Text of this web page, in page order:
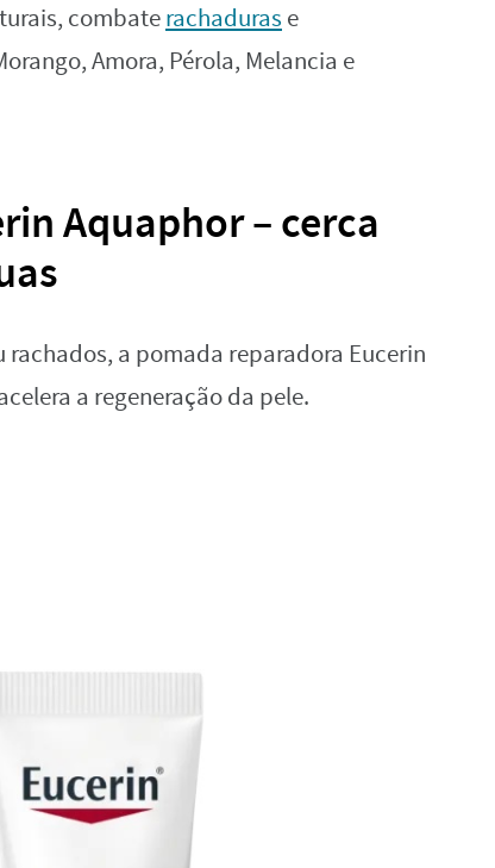
combaterachaduras e
Amora, Pérola, Melancia e
Aquaphor – cerca
a pomada reparadora Eucerin
a regeneração da pele.